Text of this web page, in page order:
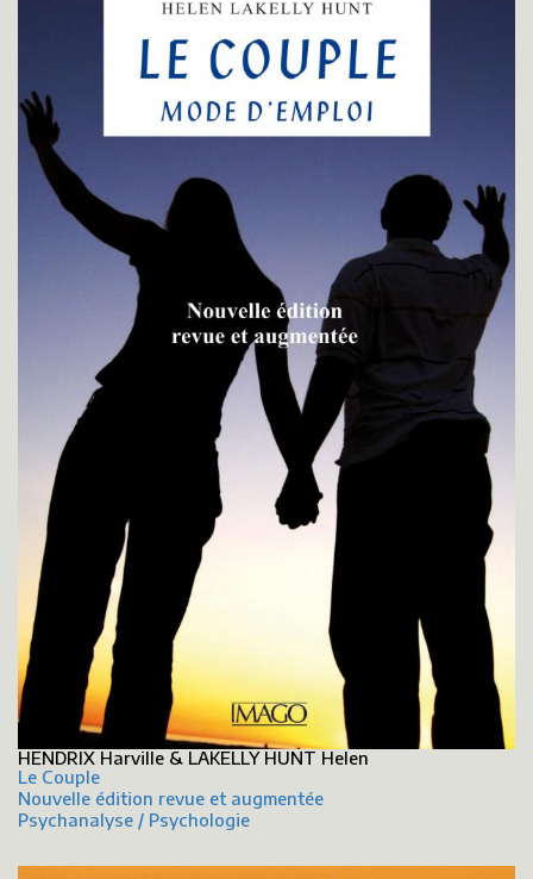
HENDRIX Harville & LAKELLY HUNT Helen
Le Couple
Nouvelle édition revue et augmentée
Psychanalyse / Psychologie